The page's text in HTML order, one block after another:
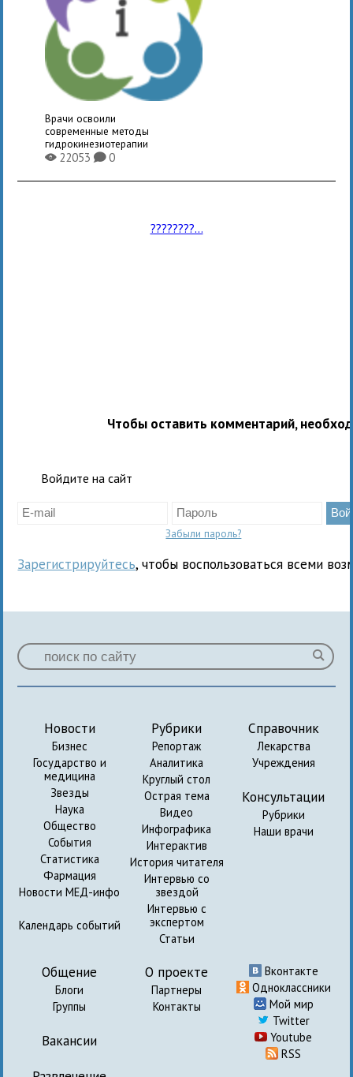
Врачи освоили
современные методы
гидрокинезиотерапии
X22053K0
????????...
Чтобы оставить комментарий,
Войдите на сайт
Забыли пароль?
Зарегистрируйтесь, чтобы воспользоваться всеми
Новости
Бизнес
Государство и
медицина
Звезды
Наука
Общество
События
Статистика
Фармация
Новости МЕД-инфо
Календарь событий
Рубрики
Репортаж
Аналитика
Круглый стол
Острая тема
Видео
Инфографика
Интерактив
История читателя
Интервью со
звездой
Интервью с
экспертом
Статьи
Справочник
Лекарства
Учреждения
Консультации
Рубрики
Наши врачи
Общение
Блоги
Группы
Вакансии
О проекте
Партнеры
Контакты
Вконтакте
Одноклассники
Мой мир
Twitter
Youtube
RSS